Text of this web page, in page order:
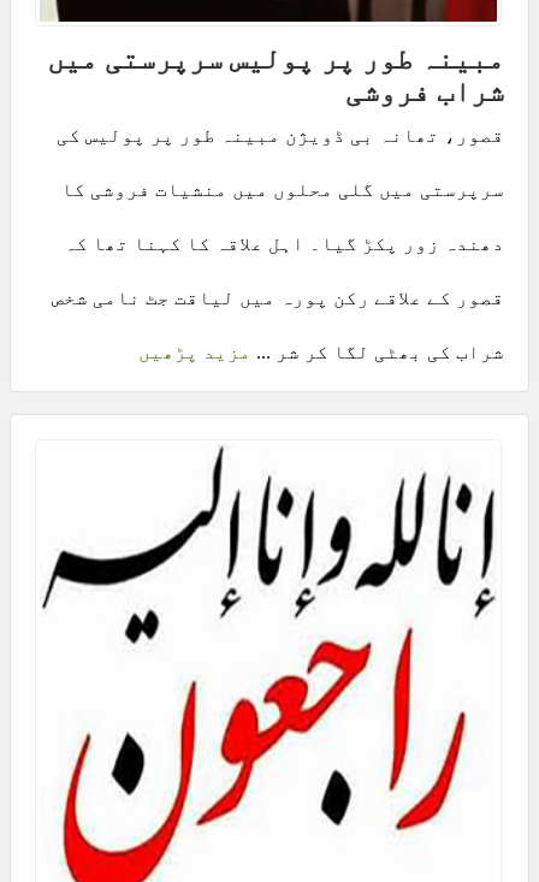
مبینہ طور پر پولیس سرپرستی میں
شراب فروشی
قصور، تھانہ بی ڈویژن مبینہ طور پر پولیس کی
سرپرستی میں گلی محلوں میں منشیات فروشی کا
دھندہ زور پکڑ گیا۔ اہل علاقہ کا کہنا تھا کہ
قصور کے علاقے رکن پورہ میں لیاقت جٹ نامی شخص
شراب کی بھٹی لگا کر شر ... مزید پڑھیں